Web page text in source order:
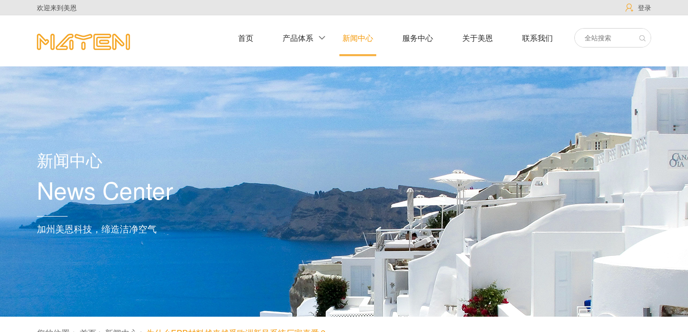
欢迎来到美恩 登录
首页 产品体系 新闻中心 服务中心 关于美恩 联系我们
新闻中心
News Center
加州美恩科技，缔造洁净空气